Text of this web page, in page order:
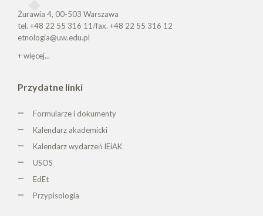
Żurawia 4, 00-503 Warszawa
tel. +48 22 55 316 11/fax. +48 22 55 316 12
etnologia@uw.edu.pl
+ więcej...
Przydatne linki
Formularze i dokumenty
Kalendarz akademicki
Kalendarz wydarzeń IEiAK
USOS
EdEt
Przypisologia